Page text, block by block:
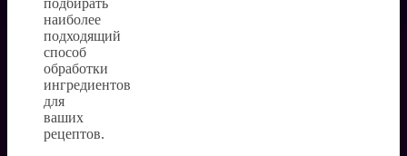
подбирать
наиболее
подходящий
способ
обработки
ингредиентов
для
ваших
рецептов.